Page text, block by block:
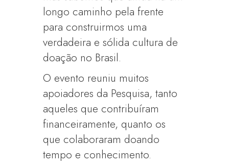
longo caminho pela frente
para construirmos uma
verdadeira e sólida cultura de
doação no Brasil.
O evento reuniu muitos
apoiadores da Pesquisa, tanto
aqueles que contribuíram
financeiramente, quanto os
que colaboraram doando
tempo e conhecimento.